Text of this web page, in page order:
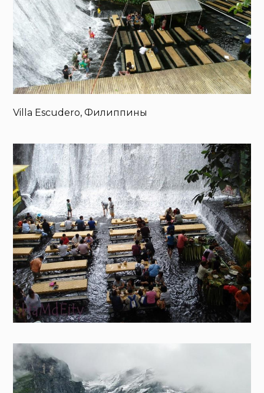
Villa Escudero, Филиппины